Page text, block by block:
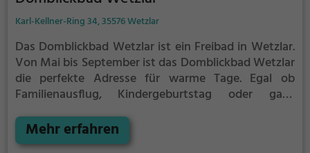
Karl-Kellner-Ring 34, 35576 Wetzlar
Das Domblickbad Wetzlar ist ein Freibad in Wetzlar.
Von Mai bis September ist das Domblickbad Wetzlar
die perfekte Adresse für warme Tage. Egal ob
Familienausflug, Kindergeburtstag oder ganz
kommt jeder auf seine Kosten. Bei gutem Wetter
kann die Freibadsaison im Domblickbad Wetzlar
Mehr erfahren